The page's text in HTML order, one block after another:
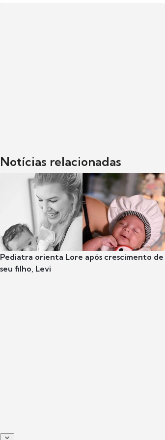
Notícias relacionadas
Pediatra orienta Lore após crescimento de
seu filho, Levi